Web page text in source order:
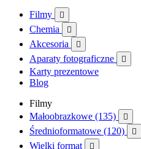
Filmy 
Chemia 
Akcesoria 
Aparaty fotograficzne 
Karty prezentowe
Blog
Filmy
Małoobrazkowe (135)

Średnioformatowe (120) 
Wielki format 